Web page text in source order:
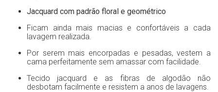
Jacquard com padrão floral e geométrico
Ficam ainda mais macias e confortáveis a cada
lavagem realizada.
Por serem mais encorpadas e pesadas, vestem a
cama perfeitamente sem amassar com facilidade.
Tecido jacquard e as fibras de algodão não
desbotam facilmente e resistem a anos de lavagens.